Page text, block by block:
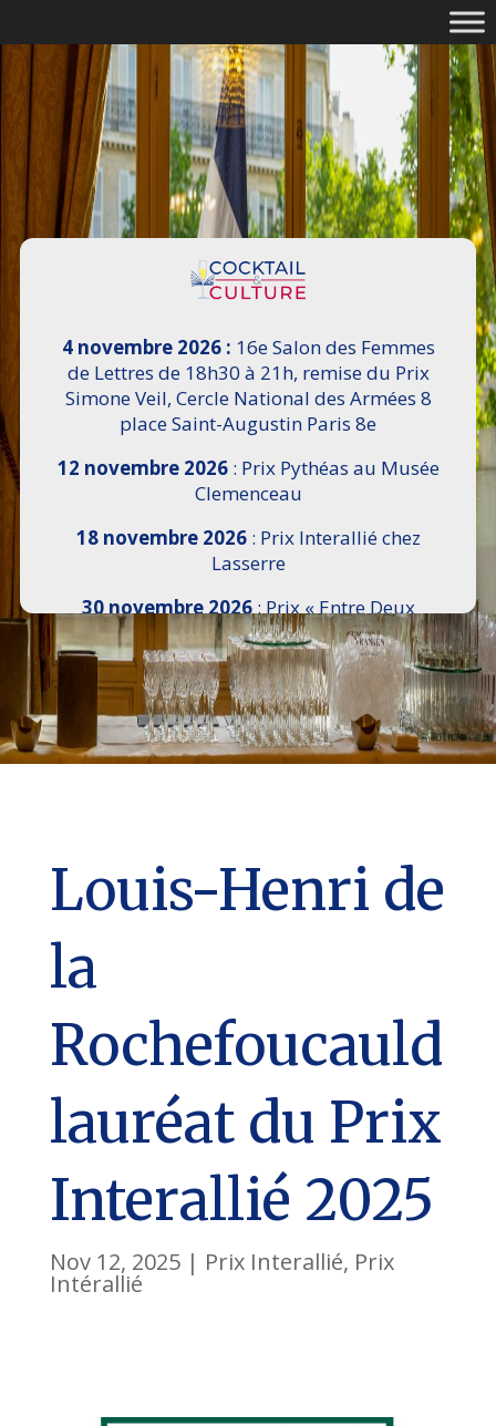
4 novembre 2026 : 16e Salon des Femmes
de Lettres de 18h30 à 21h, remise du Prix
Simone Veil, Cercle National des Armées 8
place Saint-Augustin Paris 8e
12 novembre 2026: Prix Pythéas au Musée
Clemenceau
18 novembre 2026: Prix Interallié chez
Lasserre
30 novembre 2026: Prix « Entre Deux
Rives » I Scemi Astutti au Sénat
7 décembre 2026 :16e Salon de l’Histoire de
18h30 à 21h, remise du Prix du Guesclin,
Cercle National des Armées 8 place Saint-
Augustin Paris 8e
Louis-Henri de
la
Rochefoucauld
lauréat du Prix
Interallié 2025
Nov 12, 2025| Prix Interallié, Prix
Intérallié